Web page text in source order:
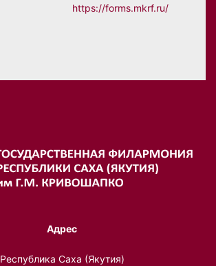
https://forms.mkrf.ru/
Адрес
Республика Саха (Якутия)